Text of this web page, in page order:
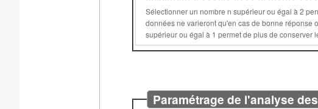
Sélectionner un nombre n supérieur ou égal à 2 permet d'éviter que les données aléatoires de la série d'exercices ne
données ne varieront qu'en cas de bonne réponse ou après n essais sur cette série. Pour une
Paramétrage de l'analyse